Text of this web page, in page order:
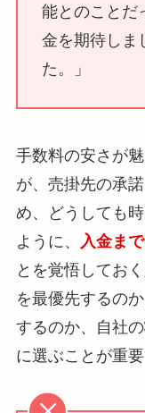
能とのことだ
金を期待しま
た。」
手数料の安さが
が、売掛先の承
め、どうしても
ように、
入金ま
とを覚悟してお
を最優先するの
するのか、自社
に選ぶことが重要